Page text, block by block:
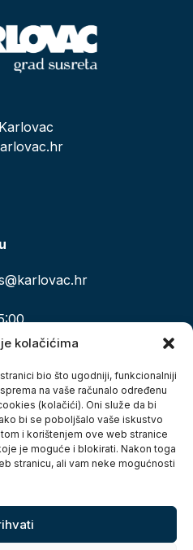
kolačićima
bio što ugodniji, funkcionalniji
na vaše računalo određenu
(kolačići). Oni služe da bi
bi se poboljšalo vaše iskustvo
i korištenjem ove web stranice
je moguće i blokirati. Nakon toga
stranicu, ali vam neke mogućnosti
Karlovca